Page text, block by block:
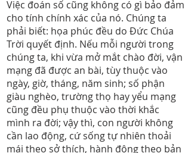
Việc đoán số cũng không có gì bảo đảm
cho tính chính xác của nó. Chúng ta
phải biết: họa phúc đều do Đức Chúa
Trời quyết định. Nếu mỗi người trong
chúng ta, khi vừa mở mắt chào đời, vận
mạng đã được an bài, tùy thuộc vào
ngày, giờ, tháng, năm sinh; số phận
giàu nghèo, trường thọ hay yểu mạng
cũng đều phụ thuộc vào thời khắc
mình ra đời; vậy thì, con người không
cần lao động, cứ sống tự nhiên thoải
mái theo sở thích, hành động theo bản